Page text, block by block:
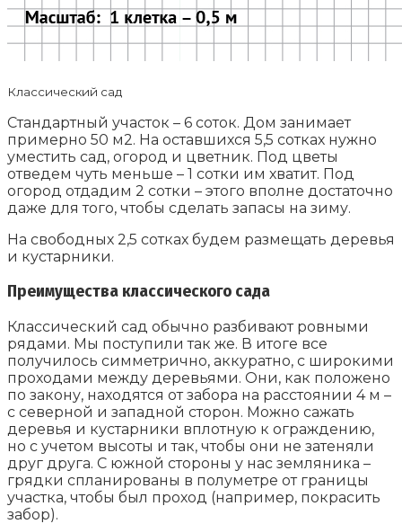
Классический сад
Стандартный участок – 6 соток. Дом занимает
примерно 50 м2. На оставшихся 5,5 сотках нужно
уместить сад, огород и цветник. Под цветы
отведем чуть меньше – 1 сотки им хватит. Под
огород отдадим 2 сотки – этого вполне достаточно
даже для того, чтобы сделать запасы на зиму.
На свободных 2,5 сотках будем размещать деревья
и кустарники.
Преимущества классического сада
Классический сад обычно разбивают ровными
рядами. Мы поступили так же. В итоге все
получилось симметрично, аккуратно, с широкими
проходами между деревьями. Они, как положено
по закону, находятся от забора на расстоянии 4 м –
с северной и западной сторон. Можно сажать
деревья и кустарники вплотную к ограждению,
но с учетом высоты и так, чтобы они не затеняли
друг друга. С южной стороны у нас земляника –
грядки спланированы в полуметре от границы
участка, чтобы был проход (например, покрасить
забор).